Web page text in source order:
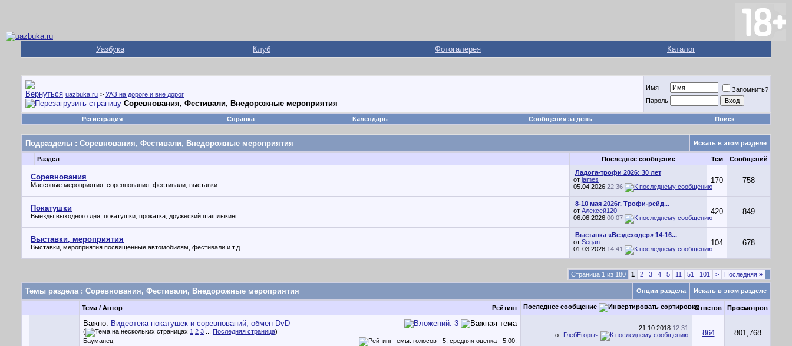
Уазбука Клуб Фотогалерея Каталог
uazbuka.ru > УАЗ на дороге и вне дорог
Соревнования, Фестивали, Внедорожные мероприятия
Имя
Запомнить?
Пароль
Регистрация Справка Календарь Сообщения за день Поиск
Подразделы : Соревнования, Фестивали, Внедорожные мероприятия Искать в этом разделе
Раздел Последнее сообщение Тем Сообщений
Соревнования
Массовые мероприятия: соревнования, фестивали, выставки
Ладога-трофи 2026: 30 лет
от james
05.04.2026 22:36
170 758
Покатушки
Выезды выходного дня, покатушки, прокатка, дружеский шашлыкинг.
8-10 мая 2026г. Трофи-рейд...
от Алексей120
06.06.2026 00:07
420 849
Выставки, мероприятия
Выставки, мероприятия посвященные автомобилям, фестивали и т.д.
Выставка «Вездеходер» 14-16...
от Segan
01.03.2026 14:41
104 678
Страница 1 из 180 1 2 3 4 5 11 51 101 > Последняя »
Темы раздела: Соревнования, Фестивали, Внедорожные мероприятия Опции раздела Искать в этом разделе
Рейтинг
Тема / Автор Последнее сообщение Ответов Просмотров
Важно: Видеотека покатушек и соревнований, обмен DvD
( 1 2 3 Последняя страница)
Бауманец
21.10.2018 12:31
от ГлебЕгорыч 864 801,768